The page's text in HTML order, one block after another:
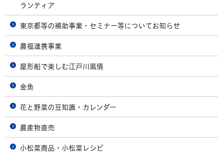
ランティア
東京都等の補助事業・セミナー等についてお知らせ
農福連携事業
屋形船で楽しむ江戸川風情
金魚
花と野菜の豆知識・カレンダー
農産物直売
小松菜商品・小松菜レシピ